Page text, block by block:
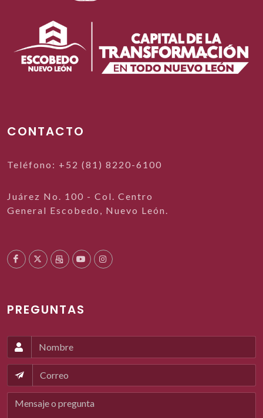
CONTACTO
Teléfono: +52 (81) 8220-6100
Juárez No. 100 - Col. Centro
General Escobedo, Nuevo León.
PREGUNTAS